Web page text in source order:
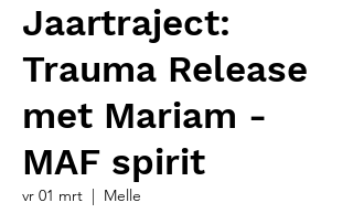
Jaartraject:
Trauma Release
met Mariam -
MAF spirit
vr 01 mrt
  |
Melle